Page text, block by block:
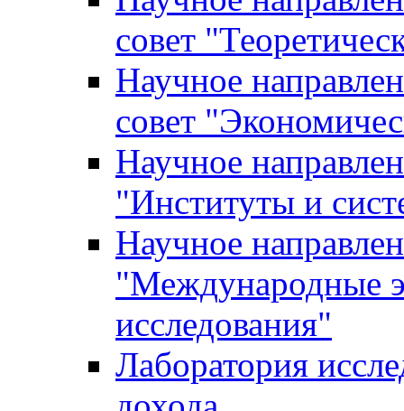
совет
Научное
совет
Научное
"Институты и
Научное
"Международные
исследования"
Лаборатория